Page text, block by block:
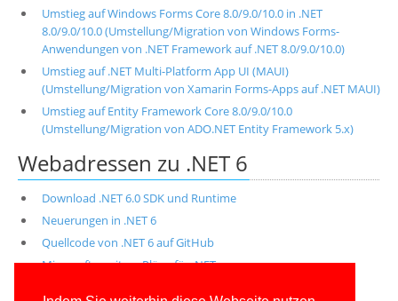
Umstieg auf Windows Forms Core 8.0/9.0/10.0 in .NET
8.0/9.0/10.0 (Umstellung/Migration von Windows Forms-
Anwendungen von .NET Framework auf .NET 8.0/9.0/10.0)
Umstieg auf .NET Multi-Platform App UI (MAUI)
(Umstellung/Migration von Xamarin Forms-Apps auf .NET MAUI)
Umstieg auf Entity Framework Core 8.0/9.0/10.0
(Umstellung/Migration von ADO.NET Entity Framework 5.x)
Webadressen zu .NET 6
Download .NET 6.0 SDK und Runtime
Neuerungen in .NET 6
Quellcode von .NET 6 auf GitHub
Microsofts weitere Pläne für .NET